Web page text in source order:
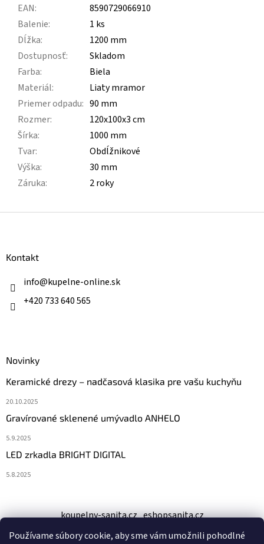
Používame súbory cookie, aby sme vám umožnili pohodlné
EAN:
8590729066910
Balenie:
1 ks
Dĺžka:
1200 mm
Dostupnosť:
Skladom
Farba:
Biela
Materiál:
Liaty mramor
Priemer odpadu: 90 mm
Rozmer:
120x100x3 cm
Šírka:
1000 mm
Tvar:
Obdĺžnikové
Výška:
30 mm
Záruka: 2 roky
Kontakt
info@kupelne-online.sk
+420 733 640 565
Novinky
Keramické drezy – nadčasová klasika pre vašu kuchyňu
20.10.2025
Gravírované sklenené umývadlo ANHELO
5.9.2025
LED zrkadla BRIGHT DIGITAL
5.8.2025
koupelny-sanita.cz eshopsanita.cz